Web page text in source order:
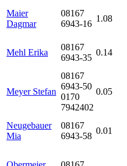
Maier
Dagmar
08167
6943-16
1.08
Mehl Erika
08167
6943-35
0.14
Meyer Stefan
08167
6943-50
0170
7942402
0.05
Neugebauer
Mia
08167
6943-58
0.01